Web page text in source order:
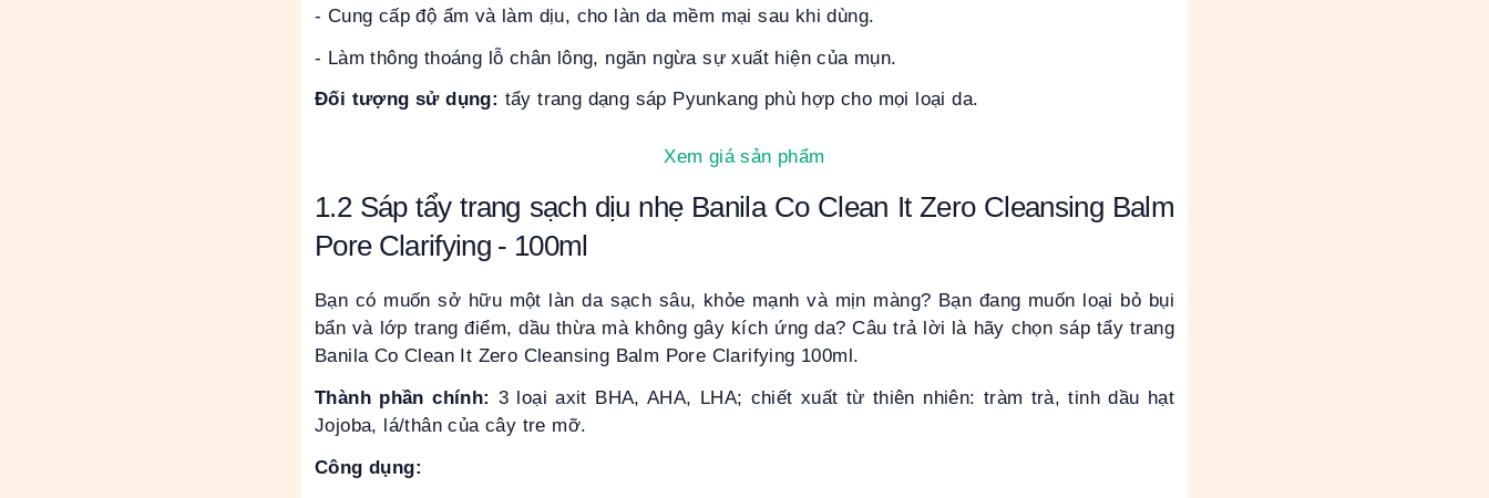
- Cung cấp độ ẩm và làm dịu, cho làn da mềm mại sau khi dùng.
- Làm thông thoáng lỗ chân lông, ngăn ngừa sự xuất hiện của mụn.
Đối tượng sử dụng: tẩy trang dạng sáp Pyunkang phù hợp cho mọi loại da.
Xem giá sản phẩm
1.2 Sáp tẩy trang sạch dịu nhẹ Banila Co Clean It Zero Cleansing Balm
Pore Clarifying - 100ml
Bạn có muốn sở hữu một làn da sạch sâu, khỏe mạnh và mịn màng? Bạn đang muốn loại bỏ bụi
bẩn và lớp trang điểm, dầu thừa mà không gây kích ứng da? Câu trả lời là hãy chọn sáp tẩy trang
Banila Co Clean It Zero Cleansing Balm Pore Clarifying 100ml.
Thành phần chính: 3 loại axit BHA, AHA, LHA; chiết xuất từ thiên nhiên: tràm trà, tinh dầu hạt
Jojoba, lá/thân của cây tre mỡ.
Công dụng: